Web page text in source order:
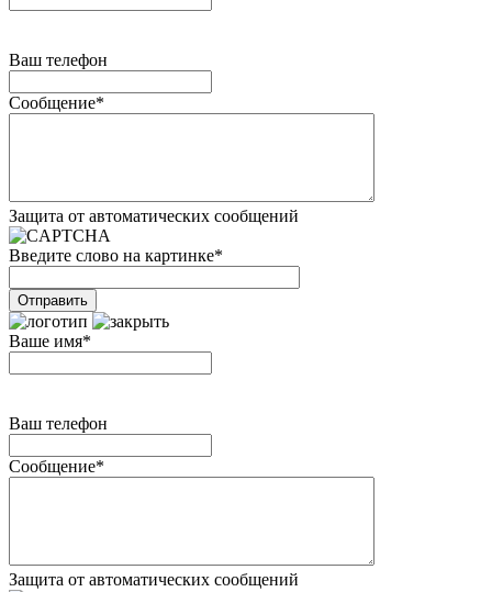
Ваш телефон
Сообщение*
Защита от автоматических сообщений
Введите слово на картинке*
Ваше имя*
Ваш телефон
Сообщение*
Защита от автоматических сообщений